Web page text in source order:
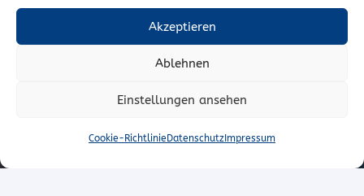
Akzeptieren
Ablehnen
Einstellungen ansehen
Cookie-Richtlinie Datenschutz Impressum
02252/72974